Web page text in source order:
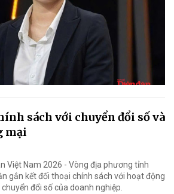
sách với chuyển đổi số và
mại
Việt Nam 2026 - Vòng địa phương tỉnh
gắn kết đối thoại chính sách với hoạt động
đổi số của doanh nghiệp.